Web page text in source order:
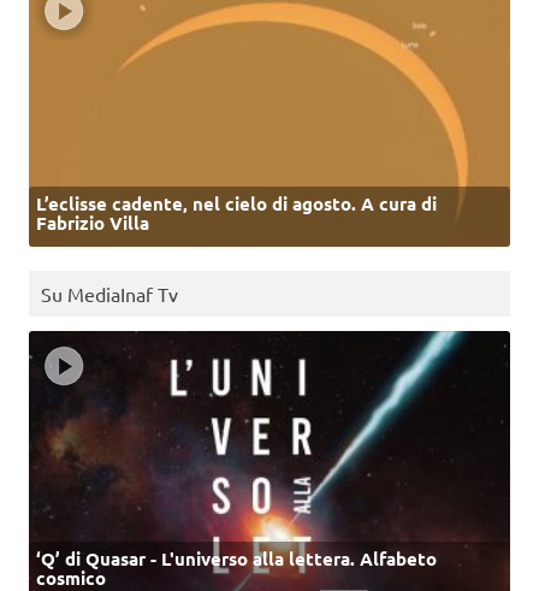
L’eclisse cadente, nel cielo di agosto. A cura di
Fabrizio Villa
Su MediaInaf Tv
‘Q’ di Quasar - L'universo alla lettera. Alfabeto
cosmico